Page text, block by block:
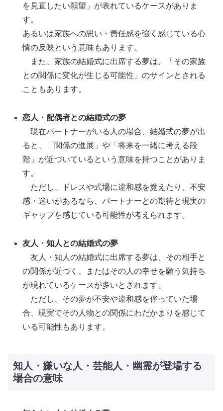
を見直したい願望」が表れているケースがありま
す。
あるいは家族への思い・責任感を強く感じている心
情の反映という意味もあります。
また、家族の結婚式に出席する夢は、「その家族
との関係に変化が生じる可能性」のサインとされる
こともあります。
恋人・配偶者との結婚式の夢
現在パートナーがいる人の場合、結婚式の夢が出
ると、「関係の進展」や「将来を一緒に考える段
階」が近づいているという意味を持つことがありま
す。
ただし、ドレスや式場に違和感を覚えたり、不安
感・迷いがあるなら、パートナーとの期待と現実の
ギャップを感じている可能性が考えられます。
友人・知人との結婚式の夢
友人・知人の結婚式に出席する夢は、その相手と
の関係が近づく、またはその人の幸せを願う気持ち
が現れているケースが多いとされます。
ただし、その夢が不安や違和感を伴っていた場
合、現実でその人物との関係にわだかまりを感じて
いる可能性もあります。
知人・嫌いな人・芸能人・幽霊が登場する
場合の意味